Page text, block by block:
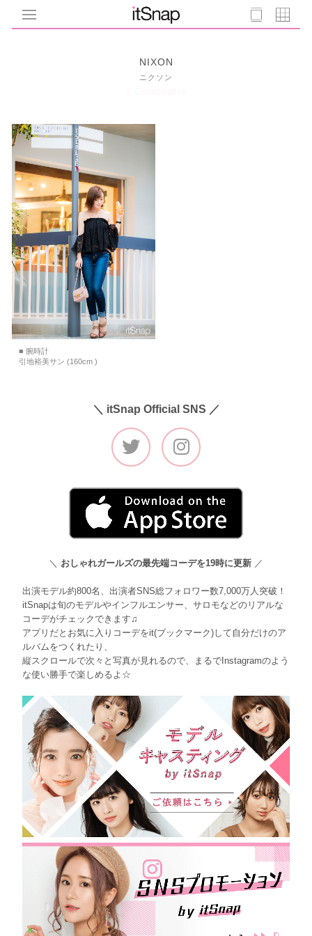
NIXON
ニクソン
1 Coodinates
■ 腕時計
引地裕美サン (160cm )
＼ itSnap Official SNS ／
＼ おしゃれガールズの最先端コーデを19時に更新 ／
出演モデル約800名、出演者SNS総フォロワー数7,000万人突破！
itSnapは旬のモデルやインフルエンサー、サロモなどのリアルな
コーデがチェックできます♫
アプリだとお気に入りコーデをit(ブックマーク)して自分だけのア
ルバムをつくれたり、
縦スクロールで次々と写真が見れるので、まるでInstagramのよう
な使い勝手で楽しめるよ☆